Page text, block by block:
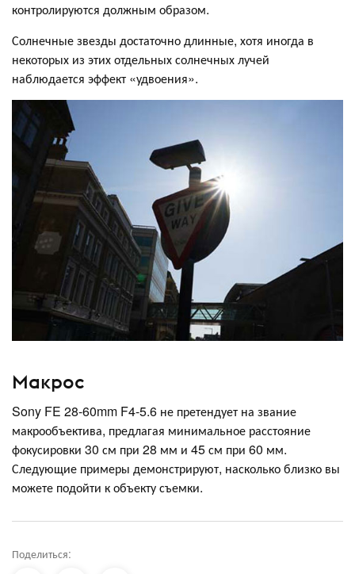
контролируются должным образом.
Солнечные звезды достаточно длинные, хотя иногда в
некоторых из этих отдельных солнечных лучей
наблюдается эффект «удвоения».
Макрос
Sony FE 28-60mm F4-5.6 не претендует на звание
макрообъектива, предлагая минимальное расстояние
фокусировки 30 см при 28 мм и 45 см при 60 мм.
Следующие примеры демонстрируют, насколько близко вы
можете подойти к объекту съемки.
Поделиться: